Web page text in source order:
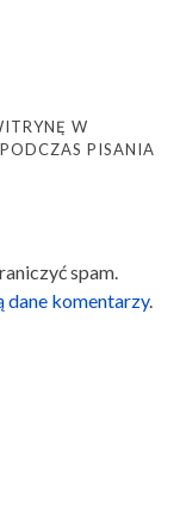
W
PISANIA
spam.
dane komentarzy.